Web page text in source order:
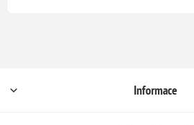
Informace